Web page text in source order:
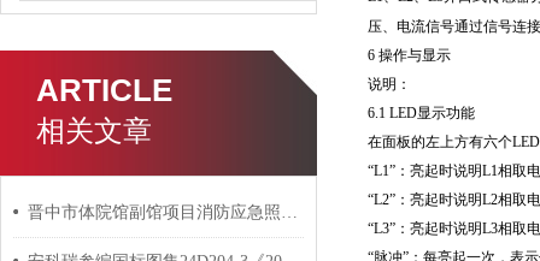
ARTICLE
相关文章
晋中市体院馆副馆项目消防应急照明和疏散指示系统的研究与应用
压、电流信号通过信号连
6 操作与显示
说明：
6.1 LED显示功能
在面板的左上方有六个LED
“L1”：亮起时说明L1相取
“L2”：亮起时说明L2相取
“L3”：亮起时说明L3相取
“脉冲”：每亮起一次，表